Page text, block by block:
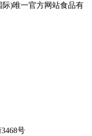
际)唯一官方网站食品有
号